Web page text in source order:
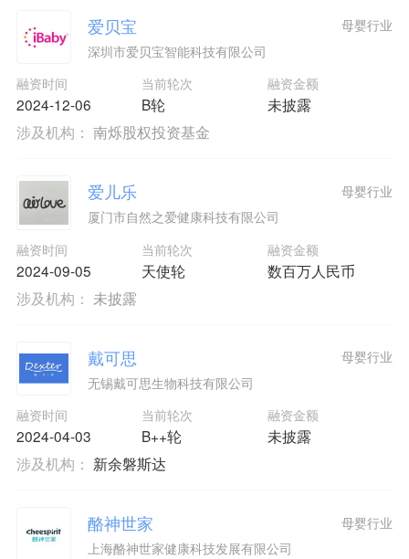
爱贝宝
深圳市爱贝宝智能科技有限公司
融资时间
2024-12-06
当前轮次
B轮
融资金额
未披露
母婴行业
涉及机构： 南烁股权投资基金
爱儿乐
厦门市自然之爱健康科技有限公司
融资时间
2024-09-05
当前轮次
天使轮
融资金额
数百万人民币
母婴行业
涉及机构： 未披露
戴可思
无锡戴可思生物科技有限公司
融资时间
2024-04-03
当前轮次
B++轮
融资金额
未披露
母婴行业
涉及机构： 新余磐斯达
酪神世家
上海酪神世家健康科技发展有限公司
母婴行业